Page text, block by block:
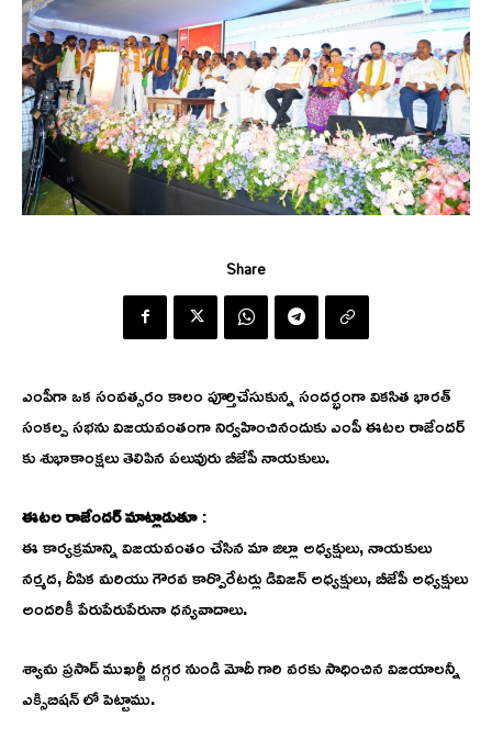
Share
ఎంపీగా ఒక సంవత్సరం కాలం పూర్తిచేసుకున్న సందర్భంగా వికసిత భారత్
సంకల్ప సభను విజయవంతంగా నిర్వహించినందుకు ఎంపీ ఈటల రాజేందర్
కు శుభాకాంక్షలు తెలిపిన పలువురు బీజేపీ నాయకులు.
ఈటల రాజేందర్ మాట్లాడుతూ:
ఈ కార్యక్రమాన్ని విజయవంతం చేసిన మా జిల్లా అధ్యక్షులు, నాయకులు
నర్మద, దీపిక మరియు గౌరవ కార్పొరేటర్లు డివిజన్ అధ్యక్షులు, బీజేపీ అధ్యక్షులు
అందరికీ పేరుపేరుపేరునా ధన్యవాదాలు.
శ్యామ ప్రసాద్ ముఖర్జీ దగ్గర నుండి మోదీ గారి వరకు సాధించిన విజయాలన్నీ
ఎక్సిబిషన్ లో పెట్టాము.